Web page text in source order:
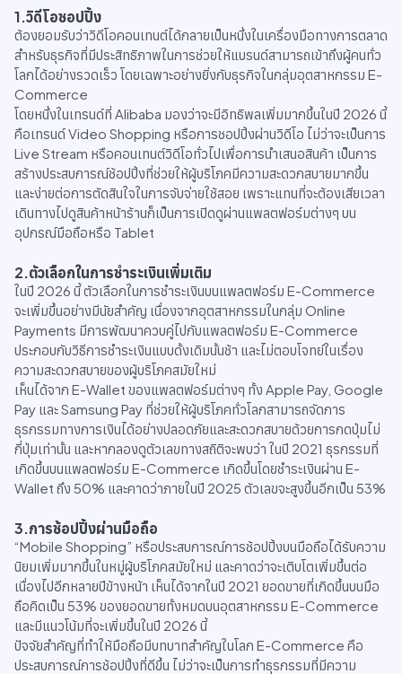
1.วิดีโอชอปปิ้ง
ต้องยอมรับว่าวิดีโอคอนเทนต์ได้กลายเป็นหนึ่งในเครื่องมือทางการตลาด
สำหรับธุรกิจที่มีประสิทธิภาพในการช่วยให้แบรนด์สามารถเข้าถึงผู้คนทั่ว
โลกได้อย่างรวดเร็ว โดยเฉพาะอย่างยิ่งกับธุรกิจในกลุ่มอุตสาหกรรม E-
Commerce
โดยหนึ่งในเทรนด์ที่ Alibaba มองว่าจะมีอิทธิพลเพิ่มมากขึ้นในปี 2026 นี้
คือเทรนด์ Video Shopping หรือการชอปปิ้งผ่านวิดีโอ ไม่ว่าจะเป็นการ
Live Stream หรือคอนเทนต์วิดีโอทั่วไปเพื่อการนำเสนอสินค้า เป็นการ
สร้างประสบการณ์ช้อปปิ้งที่ช่วยให้ผู้บริโภคมีความสะดวกสบายมากขึ้น
และง่ายต่อการตัดสินใจในการจับจ่ายใช้สอย เพราะแทนที่จะต้องเสียเวลา
เดินทางไปดูสินค้าหน้าร้านก็เป็นการเปิดดูผ่านแพลตฟอร์มต่างๆ บน
อุปกรณ์มือถือหรือ Tablet
2.ตัวเลือกในการชำระเงินเพิ่มเติม
ในปี 2026 นี้ ตัวเลือกในการชำระเงินบนแพลตฟอร์ม E-Commerce
จะเพิ่มขึ้นอย่างมีนัยสำคัญ เนื่องจากอุตสาหกรรมในกลุ่ม Online
Payments มีการพัฒนาควบคู่ไปกับแพลตฟอร์ม E-Commerce
ประกอบกับวิธีการชำระเงินแบบดั้งเดิมนั้นช้า และไม่ตอบโจทย์ในเรื่อง
ความสะดวกสบายของผู้บริโภคสมัยใหม่
เห็นได้จาก E-Wallet ของแพลตฟอร์มต่างๆ ทั้ง Apple Pay, Google
Pay และ Samsung Pay ที่ช่วยให้ผู้บริโภคทั่วโลกสามารถจัดการ
ธุรกรรมทางการเงินได้อย่างปลอดภัยและสะดวกสบายด้วยการกดปุ่มไม่
กี่ปุ่มเท่านั้น และหากลองดูตัวเลขทางสถิติจะพบว่า ในปี 2021 ธุรกรรมที่
เกิดขึ้นบนแพลตฟอร์ม E-Commerce เกิดขึ้นโดยชำระเงินผ่าน E-
Wallet ถึง 50% และคาดว่าภายในปี 2025 ตัวเลขจะสูงขึ้นอีกเป็น 53%
3.การช้อปปิ้งผ่านมือถือ
“Mobile Shopping” หรือประสบการณ์การช้อปปิ้งบนมือถือได้รับความ
นิยมเพิ่มมากขึ้นในหมู่ผู้บริโภคสมัยใหม่ และคาดว่าจะเติบโตเพิ่มขึ้นต่อ
เนื่องไปอีกหลายปีข้างหน้า เห็นได้จากในปี 2021 ยอดขายที่เกิดขึ้นบนมือ
ถือคิดเป็น 53% ของยอดขายทั้งหมดบนอุตสาหกรรม E-Commerce
และมีแนวโน้มที่จะเพิ่มขึ้นในปี 2026 นี้
ปัจจัยสำคัญที่ทำให้มือถือมีบทบาทสำคัญในโลก E-Commerce คือ
ประสบการณ์การช้อปปิ้งที่ดีขึ้น ไม่ว่าจะเป็นการทำธุรกรรมที่มีความ